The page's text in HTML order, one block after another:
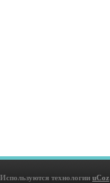
Используются технологии uCoz